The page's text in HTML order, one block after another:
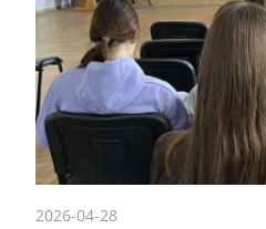
2026-04-28